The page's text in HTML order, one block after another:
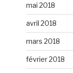
mai 2018
avril 2018
mars 2018
février 2018